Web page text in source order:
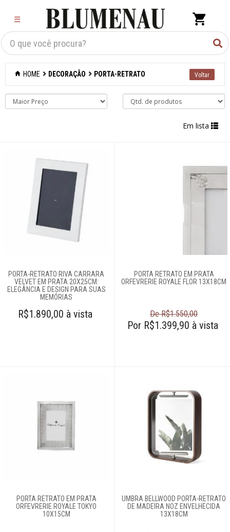
☰
Criar Lista×
Organização
Eletros
Cama e banho
Móveis
Decoração
Abajures e
Almofadas
Cinzeiros
Complementos
Espelhos
HOME DECORAÇÃO PORTA-RETRATO
Em lista
PORTA-RETRATO RIVA CARRARA
VELVET EM PRATA 20X25CM:
ELEGÂNCIA E DESIGN PARA SUAS
MEMÓRIAS
R$1.890,00 à vista
PORTA RETRATO EM PRATA
ORFEVRERIE ROYALE FLOR 13X18CM
De R$1.550,00
Por R$1.399,90 à vista
PORTA RETRATO EM PRATA
ORFEVRERIE ROYALE TOKYO
10X15CM
UMBRA BELLWOOD PORTA-RETRATO
DE MADEIRA NOZ ENVELHECIDA
13X18CM